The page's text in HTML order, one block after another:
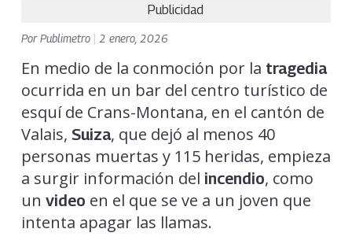
Publicidad
PorPublimetro 2 enero, 2026
En medio de la conmoción por la tragedia
ocurrida en un bar del centro turístico de
esquí de Crans-Montana, en el cantón de
Valais, Suiza, que dejó al menos 40
personas muertas y 115 heridas, empieza
a surgir información del incendio, como
un video en el que se ve a un joven que
intenta apagar las llamas.